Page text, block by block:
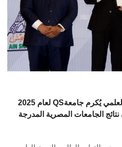
لعام 2025 QSوزير التعليم العالي والبحث العلمي يُكرم جامعة
الجامعات المصرية المدرجة